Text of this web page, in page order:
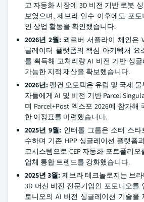
고 자동화 시장에 3D 비전 기반 로봇
보였으며, 제브라 인수 이후에도 포
인 상업 활동을 확인했습니다.
2026년 2월:쾨르버 서플라이 체인은
글레이터 플랫폼의 핵심 아키텍처 요
를 획득해 고처리량 AI 비전 기반 싱
가능한 지적 재산을 확보했습니다.
2026년:팰컨 오토텍은 유럽 및 국제
자들에게 AI 및 비전 기반 Parcel
며 Parcel+Post 엑스포 2026에 참가해
한 이정표를 마련했습니다.
2025년 9월:인터롤 그룹은 소터 스타
수하며 기존 HPP 싱글레이션 플랫폼
코시스템으로 CEP 자동화 포트폴리
업체 통합 트렌드를 강화했습니다.
2025년 3월: 제브라 테크놀로지는 브
3D 머신 비전 전문기업인 포토니오를
토니오의 AI 비전 싱글레이션 기술을